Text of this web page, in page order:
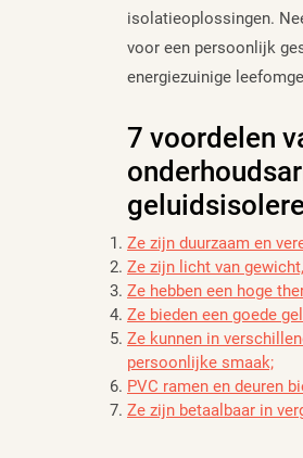
isolatieoplossingen.
voor een persoonlijk
energiezuinige
7 voordelen
Ze zijn duurzaam en
Ze zijn licht van
Ze hebben een hoge
Ze bieden een goede
Ze kunnen in
persoonlijke smaak;
PVC ramen en deuren
Ze zijn betaalbaar in